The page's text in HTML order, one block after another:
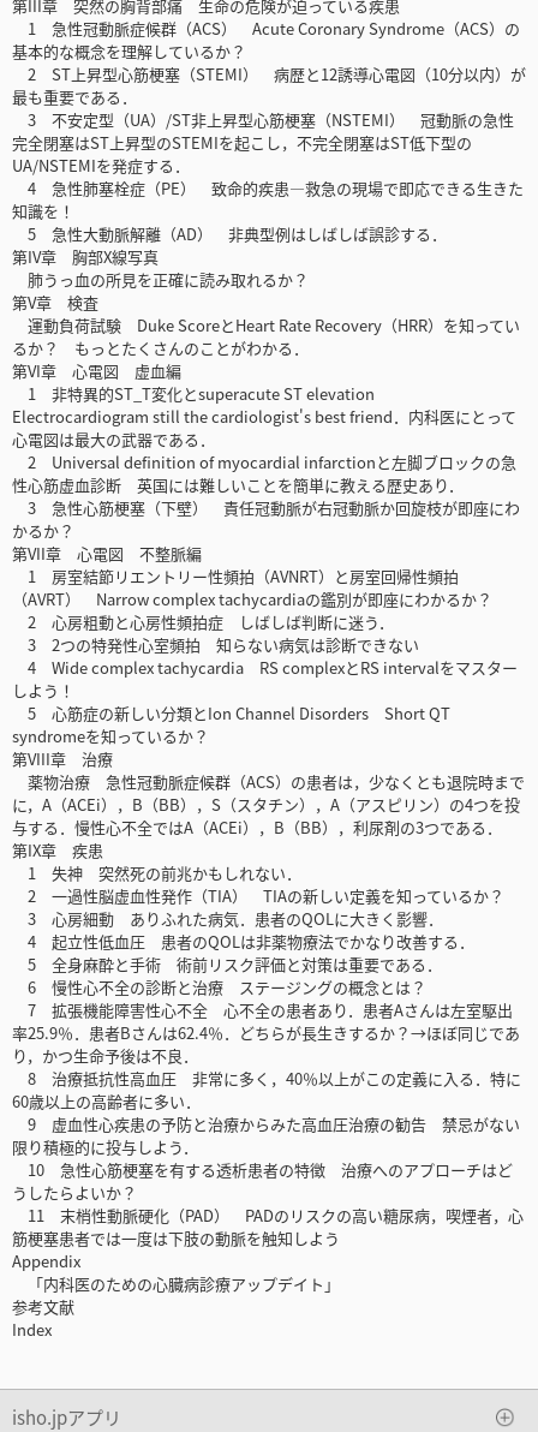
第III章 突然の胸背部痛 生命の危険が迫っている疾患
1 急性冠動脈症候群（ACS） Acute Coronary Syndrome（ACS）の
基本的な概念を理解しているか？
2 ST上昇型心筋梗塞（STEMI） 病歴と12誘導心電図（10分以内）が
最も重要である．
3 不安定型（UA）/ST非上昇型心筋梗塞（NSTEMI） 冠動脈の急性
完全閉塞はST上昇型のSTEMIを起こし，不完全閉塞はST低下型の
UA/NSTEMIを発症する．
4 急性肺塞栓症（PE） 致命的疾患―救急の現場で即応できる生きた
知識を！
5 急性大動脈解離（AD） 非典型例はしばしば誤診する．
第IV章 胸部X線写真
肺うっ血の所見を正確に読み取れるか？
第V章 検査
運動負荷試験 Duke ScoreとHeart Rate Recovery（HRR）を知ってい
るか？ もっとたくさんのことがわかる．
第VI章 心電図 虚血編
1 非特異的ST_T変化とsuperacute ST elevation
Electrocardiogram still the cardiologist's best friend．内科医にとって
心電図は最大の武器である．
2 Universal definition of myocardial infarctionと左脚ブロックの急
性心筋虚血診断 英国には難しいことを簡単に教える歴史あり．
3 急性心筋梗塞（下壁） 責任冠動脈が右冠動脈か回旋枝が即座にわ
かるか？
第VII章 心電図 不整脈編
1 房室結節リエントリー性頻拍（AVNRT）と房室回帰性頻拍
（AVRT） Narrow complex tachycardiaの鑑別が即座にわかるか？
2 心房粗動と心房性頻拍症 しばしば判断に迷う．
3 2つの特発性心室頻拍 知らない病気は診断できない
4 Wide complex tachycardia RS complexとRS intervalをマスター
しよう！
5 心筋症の新しい分類とIon Channel Disorders Short QT
syndromeを知っているか？
第VIII章 治療
薬物治療 急性冠動脈症候群（ACS）の患者は，少なくとも退院時まで
に，A（ACEi），B（BB），S（スタチン），A（アスピリン）の4つを投
与する．慢性心不全ではA（ACEi），B（BB），利尿剤の3つである．
第IX章 疾患
1 失神 突然死の前兆かもしれない．
2 一過性脳虚血性発作（TIA） TIAの新しい定義を知っているか？
3 心房細動 ありふれた病気．患者のQOLに大きく影響．
4 起立性低血圧 患者のQOLは非薬物療法でかなり改善する．
5 全身麻酔と手術 術前リスク評価と対策は重要である．
6 慢性心不全の診断と治療 ステージングの概念とは？
7 拡張機能障害性心不全 心不全の患者あり．患者Aさんは左室駆出
率25.9％．患者Bさんは62.4％．どちらが長生きするか？→ほぼ同じであ
り，かつ生命予後は不良．
8 治療抵抗性高血圧 非常に多く，40％以上がこの定義に入る．特に
60歳以上の高齢者に多い．
9 虚血性心疾患の予防と治療からみた高血圧治療の勧告 禁忌がない
限り積極的に投与しよう．
10 急性心筋梗塞を有する透析患者の特徴 治療へのアプローチはど
うしたらよいか？
11 末梢性動脈硬化（PAD） PADのリスクの高い糖尿病，喫煙者，心
筋梗塞患者では一度は下肢の動脈を触知しよう
Appendix
「内科医のための心臓病診療アップデイト」
参考文献
Index
isho.jpアプリ